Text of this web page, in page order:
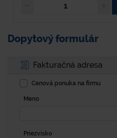
Dopytový formulár
Fakturačná adresa
Cenová ponuka na firmu
Meno
Priezvisko